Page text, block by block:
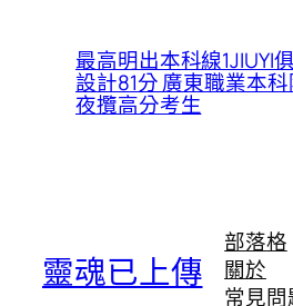
最高明出本科線1JIUYI
設計81分 廣東職業本
夜攬高分考生
靈魂已上傳
部落格
關於
常見問